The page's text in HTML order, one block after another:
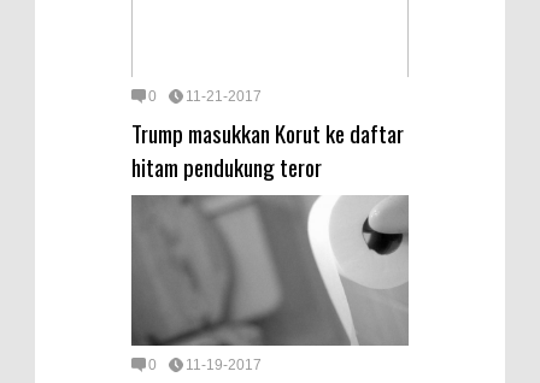
0 11-21-2017
Trump masukkan Korut ke daftar
hitam pendukung teror
0 11-19-2017